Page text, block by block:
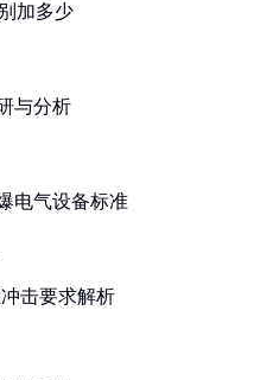
加多少
与分析
电气设备标准
击要求解析